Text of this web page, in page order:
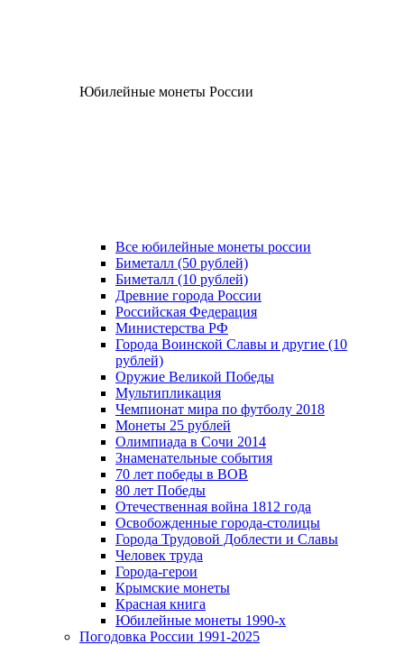
Юбилейные монеты России
Все юбилейные монеты россии
Биметалл (50 рублей)
Биметалл (10 рублей)
Древние города России
Российская Федерация
Министерства РФ
Города Воинской Славы и другие (10
рублей)
Оружие Великой Победы
Мультипликация
Чемпионат мира по футболу 2018
Монеты 25 рублей
Олимпиада в Сочи 2014
Знаменательные события
70 лет победы в ВОВ
80 лет Победы
Отечественная война 1812 года
Освобожденные города-столицы
Города Трудовой Доблести и Славы
Человек труда
Города-герои
Крымские монеты
Красная книга
Юбилейные монеты 1990-х
Погодовка России 1991-2025